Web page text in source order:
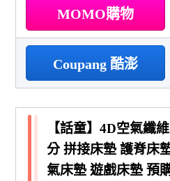
MOMO購物
Coupang 酷澎
【話童】4D空氣纖
分 拼接床墊 護脊床
氣床墊 遊戲床墊 預